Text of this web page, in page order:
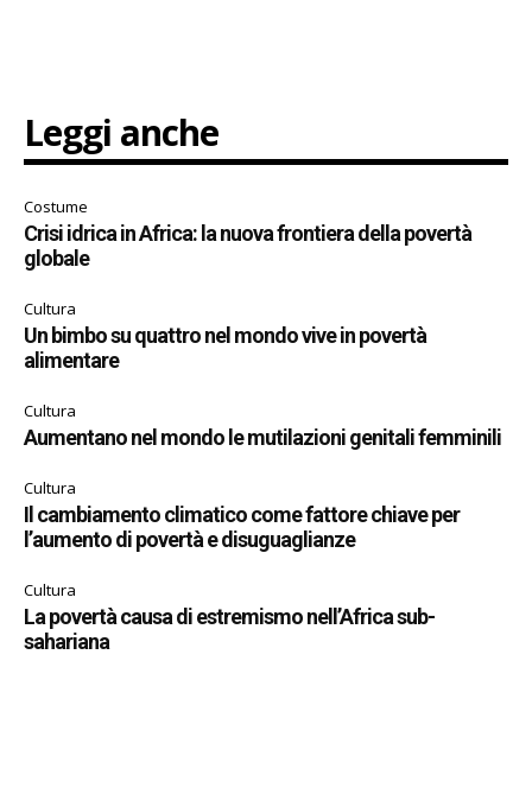
Leggi anche
Costume
Crisi idrica in Africa: la nuova frontiera della povertà
globale
Cultura
Un bimbo su quattro nel mondo vive in povertà
alimentare
Cultura
Aumentano nel mondo le mutilazioni genitali femminili
Cultura
Il cambiamento climatico come fattore chiave per
l’aumento di povertà e disuguaglianze
Cultura
La povertà causa di estremismo nell’Africa sub-
sahariana